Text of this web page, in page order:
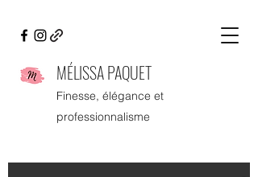
MÉLISSA PAQUET
Finesse, élégance et
professionnalisme